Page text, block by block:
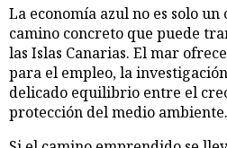
La economía azul no es solo un
camino concreto que puede
las Islas Canarias. El mar
para el empleo, la
delicado equilibrio entre el
protección del medio ambiente.